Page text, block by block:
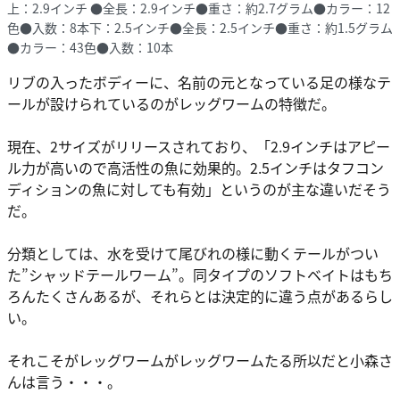
上：2.9インチ ●全長：2.9インチ●重さ：約2.7グラム●カラー：12
色●入数：8本下：2.5インチ●全長：2.5インチ●重さ：約1.5グラム
●カラー：43色●入数：10本
リブの入ったボディーに、名前の元となっている足の様なテ
ールが設けられているのがレッグワームの特徴だ。
現在、2サイズがリリースされており、「2.9インチはアピー
ル力が高いので高活性の魚に効果的。2.5インチはタフコン
ディションの魚に対しても有効」というのが主な違いだそう
だ。
分類としては、水を受けて尾びれの様に動くテールがつい
た”シャッドテールワーム”。同タイプのソフトベイトはもち
ろんたくさんあるが、それらとは決定的に違う点があるらし
い。
それこそがレッグワームがレッグワームたる所以だと小森さ
んは言う・・・。